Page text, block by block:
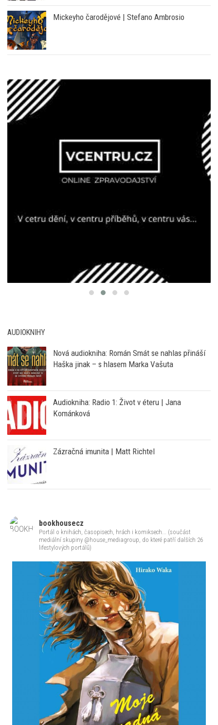
Mickeyho čarodějové | Stefano Ambrosio
AUDIOKNIHY
Nová audiokniha: Román Smát se nahlas přináší
Haška jinak – s hlasem Marka Vašuta
Audiokniha: Radio 1: Život v éteru | Jana
Kománková
Zázračná imunita | Matt Richtel
bookhousecz
Portál o knihách, časopisech, hrách i komiksech... (součást
mediální skupiny @house_mediagroup, do které patří dalších 26
lifestylových portálů)